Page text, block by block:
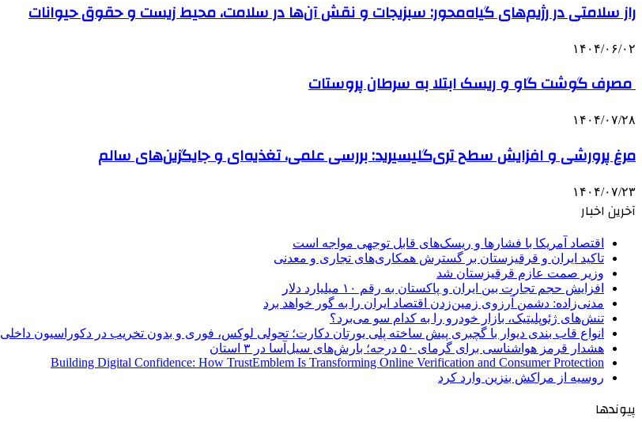
راز سلامتی در رژیم‌های گیاه‌محور: سبزیجات و نقش آن‌ها در سلامت، محیط زیست و حقوق حیوانات
۱۴۰۴/۰۶/۰۲
مصرف گوشت گاو و ریسک ابتلا به سرطان پروستات
۱۴۰۴/۰۷/۲۸
مرغ پرورشی و افزایش سطح تری‌گلیسیرید: بررسی علمی، تغذیه‌ای و جایگزین‌های سالم
۱۴۰۴/۰۷/۲۳
آخرین اخبار
اقتصاد آمریکا با فشارها و ریسک‌های قابل توجهی مواجه است
تاکید ایران و قرقیزستان بر گسترش همکاری‌های تجاری و معدنی
وزیر صمت عازم قرقیزستان شد
افزایش حجم تجارت بین ایران و پاکستان به رقم ۱۰ میلیارد دلار
مدنی‌زاده: دشمن آرزوی زمین‌زدن اقتصاد ایران را به گور خواهد برد
تنش‌های ژئوپلیتیک، بازار خودرو را به کدام سو می‌برد؟
انواع قاب بندی دیوار با گچبری پیش ساخته پلی یورتان دکارت؛ تحولی لوکس، فوری و بدون تخریب در دکوراسیون داخلی
هشدار قرمز هواشناسی برای گرمای ۵۰ درجه؛ بارش‌های سیل‌آسا در ۳ استان
Building Digital Confidence: How TrustEmblem Is Transforming Online Verification and Consumer Protection
روسیه از مراکش بنزین وارد کرد
پیوندها